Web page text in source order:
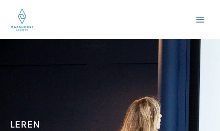
inhoud
LEREN